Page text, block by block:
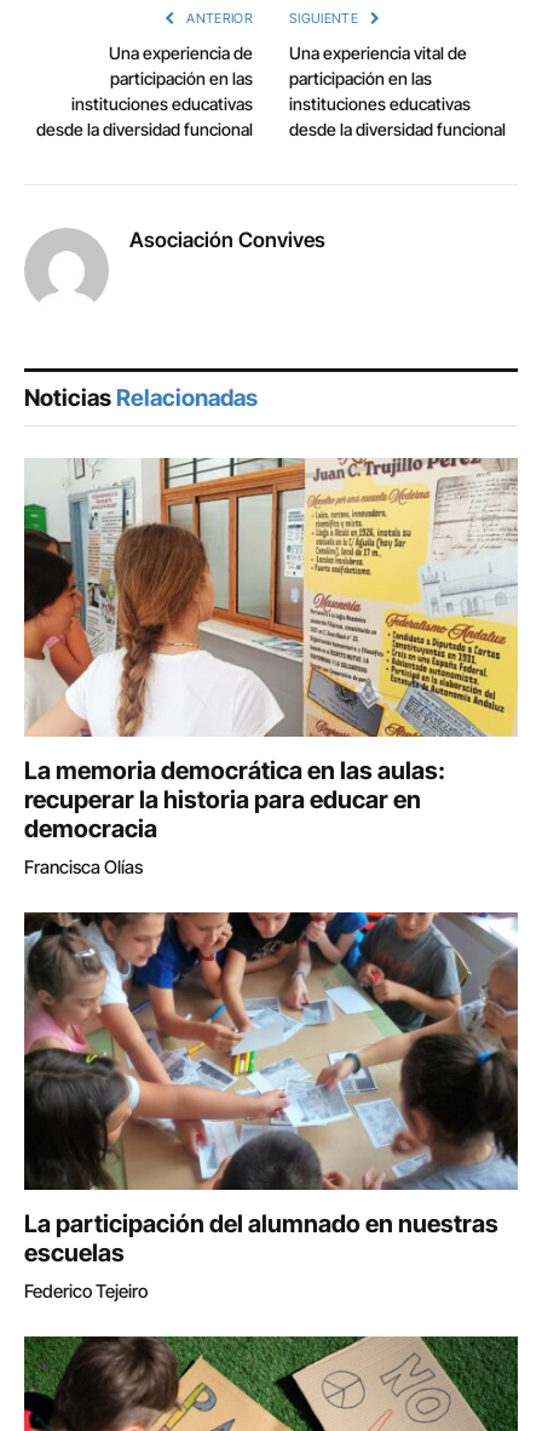
ANTERIOR
Una experiencia de
participación en las
instituciones educativas
desde la diversidad funcional
SIGUIENTE
Una experiencia vital de
participación en las
instituciones educativas
desde la diversidad funcional
Asociación Convives
Noticias Relacionadas
La memoria democrática en las aulas:
recuperar la historia para educar en
democracia
Francisca Olías
La participación del alumnado en nuestras
escuelas
Federico Tejeiro